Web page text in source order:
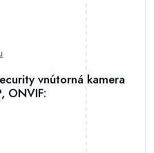
vnútorná kamera
ONVIF: